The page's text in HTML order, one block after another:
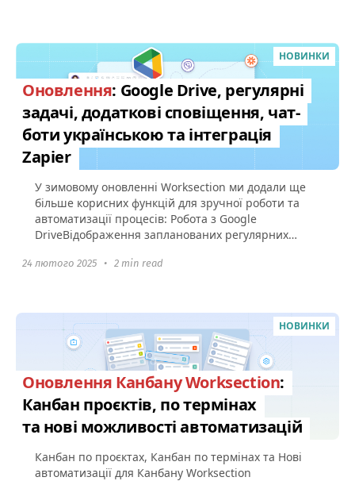
НОВИНКИ
Оновлення: Google Drive, регулярні
задачі, додаткові сповіщення, чат-
боти українською та інтеграція
Zapier
У зимовому оновленні Worksection ми додали ще
більше корисних функцій для зручної роботи та
автоматизації процесів: Робота з Google
DriveВідображення запланованих регулярних
24 лютого 2025 • 2 min read
НОВИНКИ
Оновлення Канбану Worksection:
Канбан проєктів, по термінах
та нові можливості автоматизацій
Канбан по проєктах, Канбан по термінах та Нові
автоматизації для Канбану Worksection